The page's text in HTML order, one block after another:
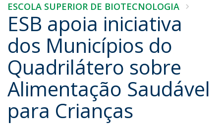
ESCOLA SUPERIOR DE BIOTECNOLOGIA
ESB apoia iniciativa
dos Municípios do
Quadrilátero sobre
Alimentação Saudável
para Crianças